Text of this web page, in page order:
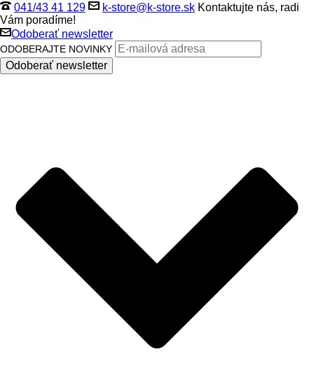
041/43 41 129 k-store@k-store.sk Kontaktujte nás, radi
Vám poradíme!
Odoberať newsletter
ODOBERAJTE NOVINKY